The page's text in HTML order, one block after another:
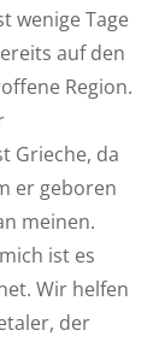
wenige Tage
auf den
Region.
Grieche, da
er geboren
meinen.
ist es
Wir helfen
der